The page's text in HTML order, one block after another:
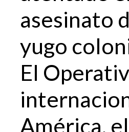
asesinato
yugo
El
América,